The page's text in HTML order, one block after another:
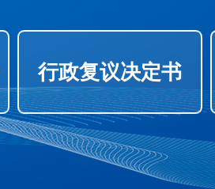
行政复议决定书